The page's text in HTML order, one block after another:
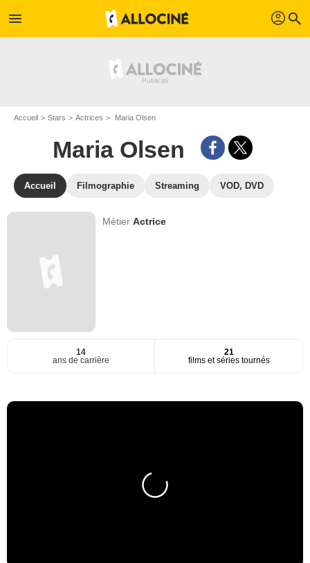
menu profil search
Accueil Stars Actrices Maria Olsen
Maria Olsen
Accueil Filmographie Streaming VOD, DVD
MétierActrice
14
ans de carrière
21
films et séries tournés